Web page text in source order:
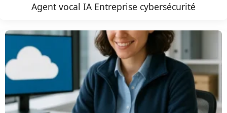
Agent vocal IA Entreprise cybersécurité